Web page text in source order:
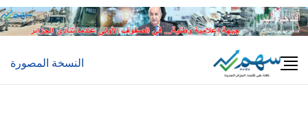
Skip
to
النسخة المصورة